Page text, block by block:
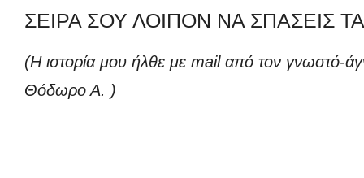
ΣΕΙΡΑ ΣΟΥ ΛΟΙΠΟΝ ΝΑ ΣΠΑΣΕΙΣ
(Η ιστορία μου ήλθε με mail από τον γνωστό-
Θόδωρο Α. )